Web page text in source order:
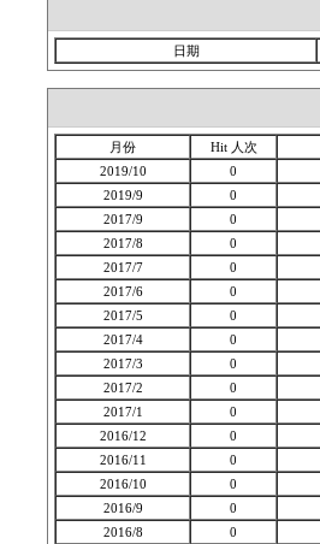
日期
月份
Hit 人次
2019/10
0
2019/9
0
2017/9
0
2017/8
0
2017/7
0
2017/6
0
2017/5
0
2017/4
0
2017/3
0
2017/2
0
2017/1
0
2016/12
0
2016/11
0
2016/10
0
2016/9
0
2016/8
0